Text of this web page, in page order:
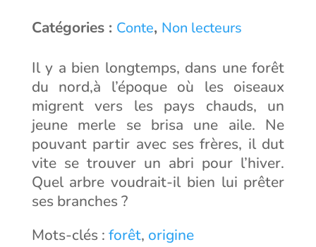
Catégories : Conte, Non lecteurs
Il y a bien longtemps, dans une forêt
du nord,à l’époque où les oiseaux
migrent vers les pays chauds, un
jeune merle se brisa une aile. Ne
pouvant partir avec ses frères, il dut
vite se trouver un abri pour l’hiver.
Quel arbre voudrait-il bien lui prêter
ses branches ?
Mots-clés : forêt, origine